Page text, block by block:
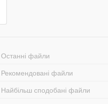
Останні файли
Рекомендовані файли
Найбільш сподобані файли